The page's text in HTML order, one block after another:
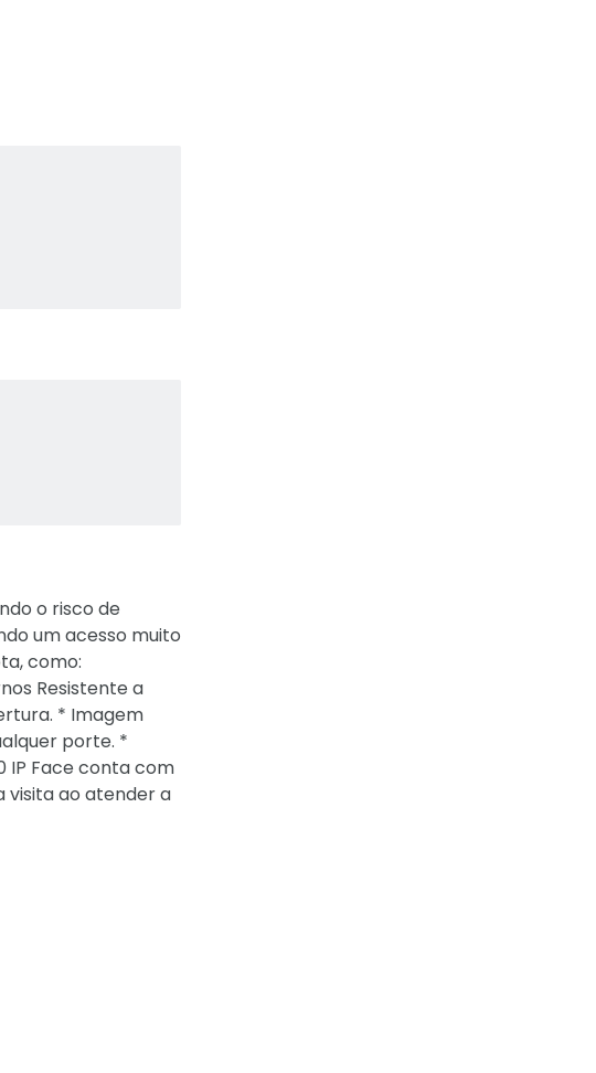
o risco de
um acesso muito
como:
Resistente a
* Imagem
porte. *
IP Face conta com
visita ao atender a